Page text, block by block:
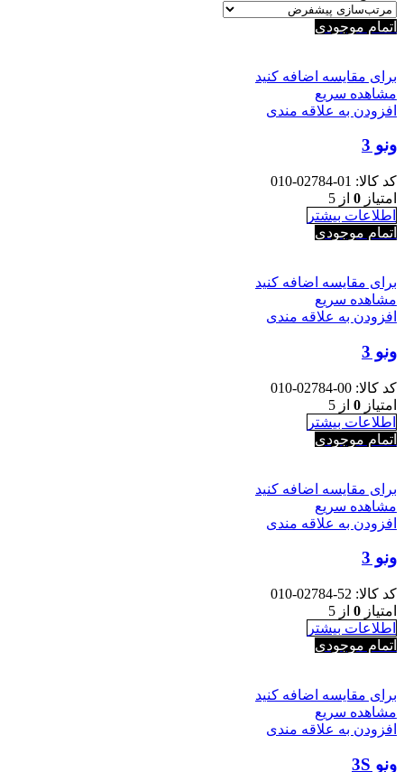
اتمام موجودی
برای مقایسه اضافه کنید
مشاهده سریع
افزودن به علاقه مندی
ونو 3
کد کالا: 01-02784-010
امتیاز 0 از 5
اطلاعات بیشتر
اتمام موجودی
برای مقایسه اضافه کنید
مشاهده سریع
افزودن به علاقه مندی
ونو 3
کد کالا: 00-02784-010
امتیاز 0 از 5
اطلاعات بیشتر
اتمام موجودی
برای مقایسه اضافه کنید
مشاهده سریع
افزودن به علاقه مندی
ونو 3
کد کالا: 52-02784-010
امتیاز 0 از 5
اطلاعات بیشتر
اتمام موجودی
برای مقایسه اضافه کنید
مشاهده سریع
افزودن به علاقه مندی
ونو 3S